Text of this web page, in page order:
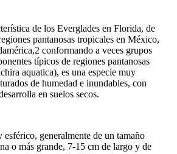
de los Everglades en Florida, de
pantanosas tropicales en México,
conformando a veces grupos
típicos de regiones pantanosas
aquatica), es una especie muy
de humedad e inundables, con
en suelos secos.
generalmente de un tamaño
o más grande, 7-15 cm de largo y de